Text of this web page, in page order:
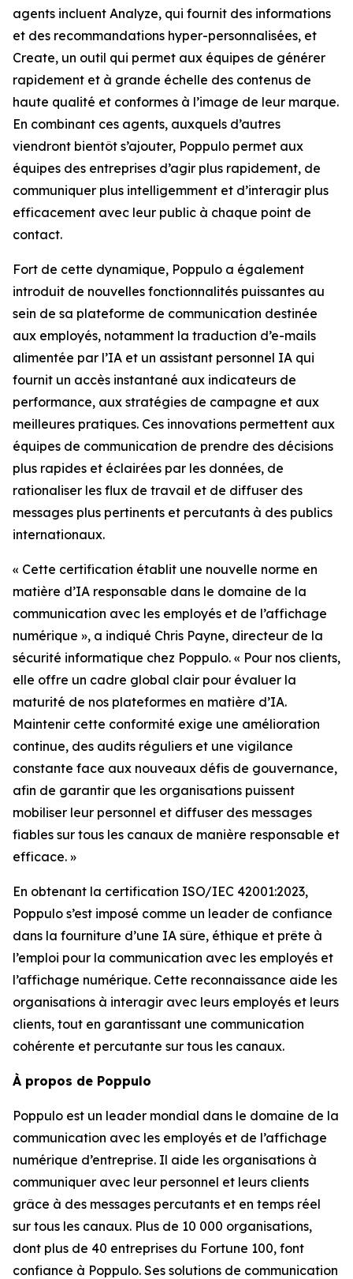
agents incluent Analyze, qui fournit des informations
et des recommandations hyper-personnalisées, et
Create, un outil qui permet aux équipes de générer
rapidement et à grande échelle des contenus de
haute qualité et conformes à l’image de leur marque.
En combinant ces agents, auxquels d’autres
viendront bientôt s’ajouter, Poppulo permet aux
équipes des entreprises d’agir plus rapidement, de
communiquer plus intelligemment et d’interagir plus
efficacement avec leur public à chaque point de
contact.
Fort de cette dynamique, Poppulo a également
introduit de nouvelles fonctionnalités puissantes au
sein de sa plateforme de communication destinée
aux employés, notamment la traduction d’e-mails
alimentée par l’IA et un assistant personnel IA qui
fournit un accès instantané aux indicateurs de
performance, aux stratégies de campagne et aux
meilleures pratiques. Ces innovations permettent aux
équipes de communication de prendre des décisions
plus rapides et éclairées par les données, de
rationaliser les flux de travail et de diffuser des
messages plus pertinents et percutants à des publics
internationaux.
« Cette certification établit une nouvelle norme en
matière d’IA responsable dans le domaine de la
communication avec les employés et de l’affichage
numérique », a indiqué Chris Payne, directeur de la
sécurité informatique chez Poppulo. « Pour nos clients,
elle offre un cadre global clair pour évaluer la
maturité de nos plateformes en matière d’IA.
Maintenir cette conformité exige une amélioration
continue, des audits réguliers et une vigilance
constante face aux nouveaux défis de gouvernance,
afin de garantir que les organisations puissent
mobiliser leur personnel et diffuser des messages
fiables sur tous les canaux de manière responsable et
efficace. »
En obtenant la certification ISO/IEC 42001:2023,
Poppulo s’est imposé comme un leader de confiance
dans la fourniture d’une IA sûre, éthique et prête à
l’emploi pour la communication avec les employés et
l’affichage numérique. Cette reconnaissance aide les
organisations à interagir avec leurs employés et leurs
clients, tout en garantissant une communication
cohérente et percutante sur tous les canaux.
À propos de Poppulo
Poppulo est un leader mondial dans le domaine de la
communication avec les employés et de l’affichage
numérique d’entreprise. Il aide les organisations à
communiquer avec leur personnel et leurs clients
grâce à des messages percutants et en temps réel
sur tous les canaux. Plus de 10 000 organisations,
dont plus de 40 entreprises du Fortune 100, font
confiance à Poppulo. Ses solutions de communication